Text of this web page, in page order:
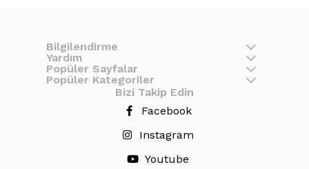
Bilgilendirme
Yardım
Popüler Sayfalar
Popüler Kategoriler
Bizi Takip Edin
Facebook
Instagram
Youtube